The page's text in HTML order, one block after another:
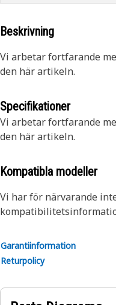
Beskrivning
Vi arbetar fortfarande
den här artikeln.
Specifikationer
Vi arbetar fortfarande
den här artikeln.
Kompatibla modeller
Vi har för närvarande
Garantiinformation
Returpolicy